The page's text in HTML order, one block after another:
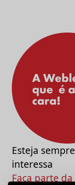
Esteja
interessa
Faça parte